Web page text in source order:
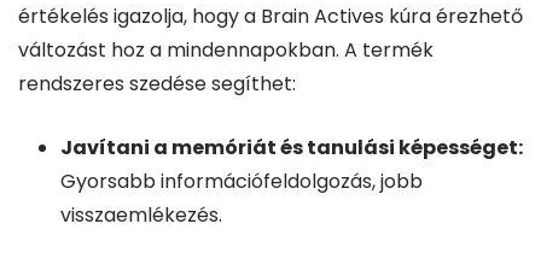
értékelés igazolja, hogy a Brain Actives kúra érezhető
változást hoz a mindennapokban. A termék
rendszeres szedése segíthet:
Javítani a memóriát és tanulási képességet:
Gyorsabb információfeldolgozás, jobb
visszaemlékezés.